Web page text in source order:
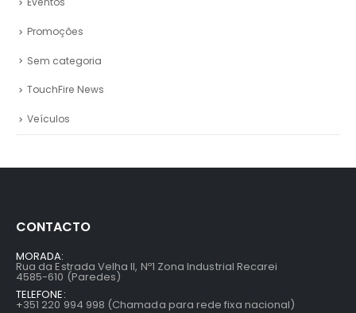
Promoções
Sem categoria
TouchFire News
Veículos
CONTACTO
MORADA:
Rua da Estrada Velha II, Nº1 Zona Industrial Recarei
4585-610 (Paredes)
TELEFONE:
+351 220 994 998 (Chamada para rede fixa nacional)